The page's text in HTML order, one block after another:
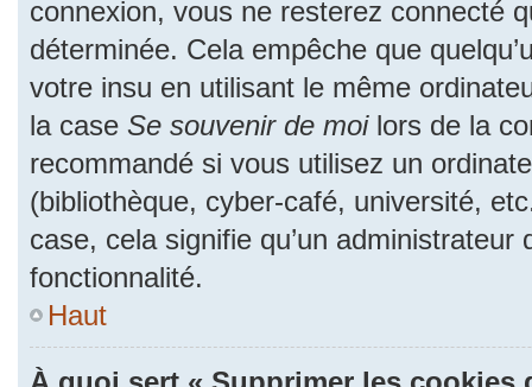
connexion, vous ne resterez connecté
déterminée. Cela empêche que
votre insu en utilisant le même
la case Se souvenir de moilors de la
recommandé si vous utilisez un
(bibliothèque, cyber-café, université,
case, cela signifie qu’un
fonctionnalité.
Haut